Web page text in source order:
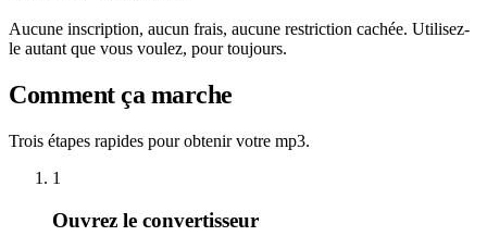
Aucune inscription, aucun frais, aucune restriction cachée. Utilisez-
le autant que vous voulez, pour toujours.
Comment ça marche
Trois étapes rapides pour obtenir votre mp3.
1
Ouvrez le convertisseur